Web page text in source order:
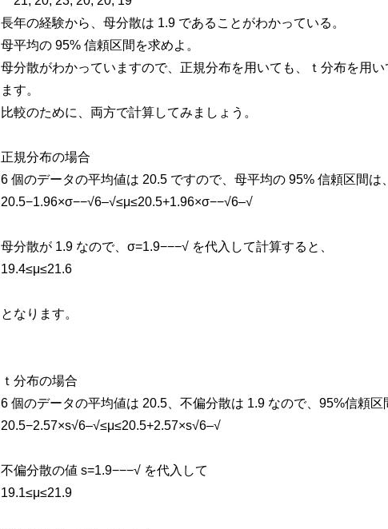
長年の経験から、母分散は 1.9 であることがわかっている。
母平均の 95% 信頼区間を求めよ。
母分散がわかっていますので、正規分布を用いても、ｔ分布を用い
ます。
比較のために、両方で計算してみましょう。
正規分布の場合
6 個のデータの平均値は 20.5 ですので、母平均の 95% 信頼区間は、
20.5−1.96×σ−−√6–√≤μ≤20.5+1.96×σ−−√6–√
母分散が 1.9 なので、σ=1.9−−−√ を代入して計算すると、
19.4≤μ≤21.6
となります。
ｔ分布の場合
6 個のデータの平均値は 20.5、不偏分散は 1.9 なので、95%信頼区
20.5−2.57×s√6–√≤μ≤20.5+2.57×s√6–√
不偏分散の値s=1.9−−−√ を代入して
19.1≤μ≤21.9